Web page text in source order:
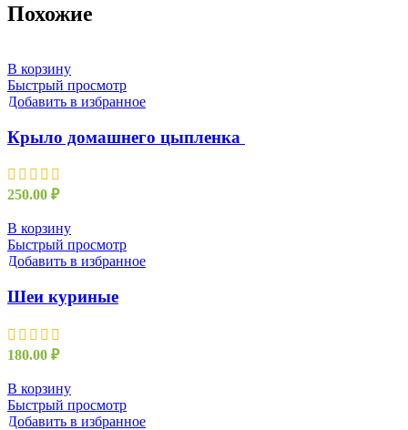
Похожие
В корзину
Быстрый просмотр
Добавить в избранное
Крыло домашнего цыпленка
250.00 ₽
В корзину
Быстрый просмотр
Добавить в избранное
Шеи куриные
180.00 ₽
В корзину
Быстрый просмотр
Добавить в избранное